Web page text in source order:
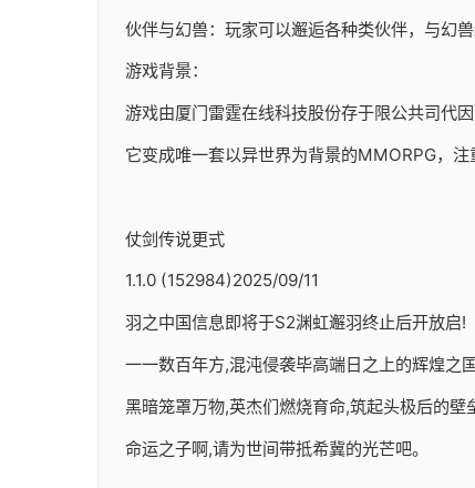
伙伴与幻兽：玩家可以邂逅各种类伙伴，与幻
游戏背景：
游戏由厦门雷霆在线科技股份存于限公共司代
它变成唯一套以异世界为背景的MMORPG，注
仗剑传说更式
1.1.0 (152984)2025/09/11
羽之中国信息即将于S2渊虹邂羽终止后开放启!
一一数百年方,混沌侵袭毕高端日之上的辉煌之国
黑暗笼罩万物,英杰们燃烧育命,筑起头极后的壁
命运之子啊,请为世间带抵希冀的光芒吧。